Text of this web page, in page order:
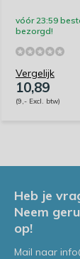
vóór 23:59
bezorgd!
Vergelijk
10,89
(9,- Excl. btw)
Heb je
Neem
op!
Mail naar